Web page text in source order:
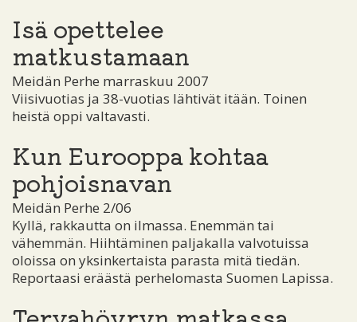
Isä opettelee
matkustamaan
Meidän Perhe marraskuu 2007
Viisivuotias ja 38-vuotias lähtivät itään. Toinen
heistä oppi valtavasti.
Kun Eurooppa kohtaa
pohjoisnavan
Meidän Perhe 2/06
Kyllä, rakkautta on ilmassa. Enemmän tai
vähemmän. Hiihtäminen paljakalla valvotuissa
oloissa on yksinkertaista parasta mitä tiedän.
Reportaasi eräästä perhelomasta Suomen Lapissa.